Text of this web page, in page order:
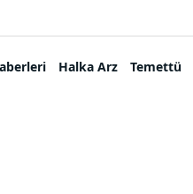
Halka Arz Temettü